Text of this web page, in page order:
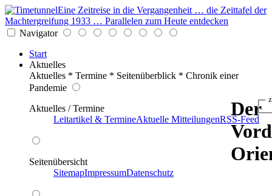
Eine Zeitreise in die Vergangenheit … die Zeittafel der
Machtergreifung 1933 … Parallelen zum Heute entdecken
Navigator
Start
Aktuelles
Aktuelles * Termine * Seitenüberblick * Chronik einer
Pandemie
Aktuelles / Termine
Leitartikel & TermineAktuelle MitteilungenRSS-Feed
Seitenübersicht
SitemapImpressumDatenschutz
Der